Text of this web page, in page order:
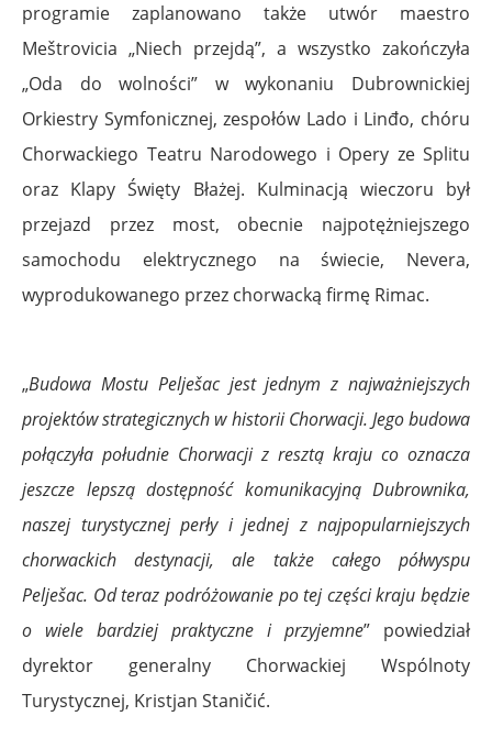
programie zaplanowano także utwór maestro
Meštrovicia „Niech przejdą”, a wszystko zakończyła
„Oda do wolności” w wykonaniu Dubrownickiej
Orkiestry Symfonicznej, zespołów Lado i Linđo, chóru
Chorwackiego Teatru Narodowego i Opery ze Splitu
oraz Klapy Święty Błażej. Kulminacją wieczoru był
przejazd przez most, obecnie najpotężniejszego
samochodu elektrycznego na świecie, Nevera,
wyprodukowanego przez chorwacką firmę Rimac.
„Budowa Mostu Pelješac jest jednym z najważniejszych
projektów strategicznych w historii Chorwacji. Jego budowa
połączyła południe Chorwacji z resztą kraju co oznacza
jeszcze lepszą dostępność komunikacyjną Dubrownika,
naszej turystycznej perły i jednej z najpopularniejszych
chorwackich destynacji, ale także całego półwyspu
Pelješac. Od teraz podróżowanie po tej części kraju będzie
o wiele bardziej praktyczne i przyjemne” powiedział
dyrektor generalny Chorwackiej Wspólnoty
Turystycznej, Kristjan Staničić.